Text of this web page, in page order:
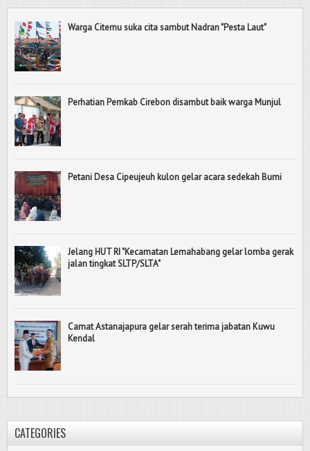
Warga Citemu suka cita sambut Nadran "Pesta Laut"
Perhatian Pemkab Cirebon disambut baik warga Munjul
Petani Desa Cipeujeuh kulon gelar acara sedekah Bumi
Jelang HUT RI "Kecamatan Lemahabang gelar lomba gerak
jalan tingkat SLTP/SLTA"
Camat Astanajapura gelar serah terima jabatan Kuwu
Kendal
CATEGORIES